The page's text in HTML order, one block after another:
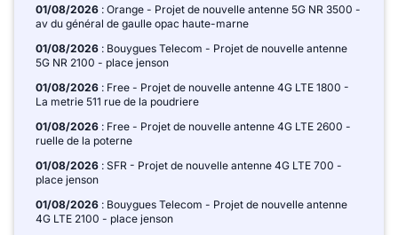
01/08/2026 : Orange - Projet de nouvelle antenne 5G NR 3500 -
av du général de gaulle opac haute-marne
01/08/2026 : Bouygues Telecom - Projet de nouvelle antenne
5G NR 2100 - place jenson
01/08/2026 : Free - Projet de nouvelle antenne 4G LTE 1800 -
La metrie 511 rue de la poudriere
01/08/2026 : Free - Projet de nouvelle antenne 4G LTE 2600 -
ruelle de la poterne
01/08/2026 : SFR - Projet de nouvelle antenne 4G LTE 700 -
place jenson
01/08/2026 : Bouygues Telecom - Projet de nouvelle antenne
4G LTE 2100 - place jenson